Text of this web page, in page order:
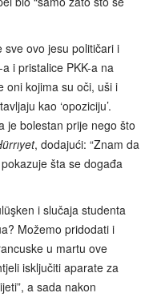
sve ovo jesu političari i
i pristalice PKK-a na
oni kojima su oči, uši i
kao ‘opoziciju’.
je bolestan prije nego što
, dodajući: “Znam da
šta se događa
i slučaja studenta
Možemo pridodati i
u martu ove
isključiti aparate za
a sada nakon